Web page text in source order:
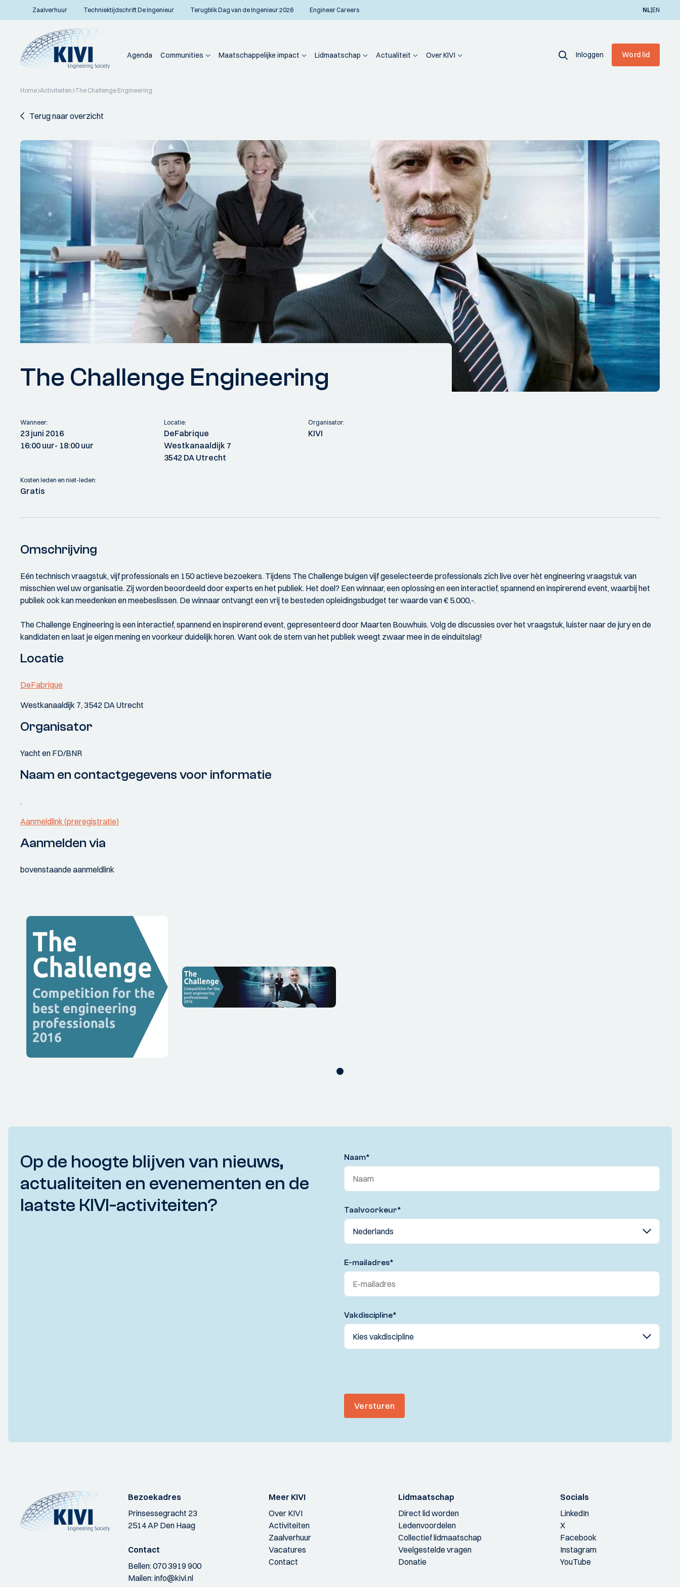
Zaalverhuur Techniektijdschrift De Ingenieur Terugblik Dag van de Ingenieur 2026 Engineer Careers NL|EN
Agenda Communities Maatschappelijke impact Lidmaatschap Actualiteit Over KIVI Inloggen Word lid
Home Activiteiten The Challenge Engineering
Terug naar overzicht
The Challenge Engineering
Wanneer:
23 juni 2016
16:00 uur- 18:00 uur
Locatie:
DeFabrique
Westkanaaldijk 7
3542 DA Utrecht
Organisator:
KIVI
Kosten leden en niet-leden:
Gratis
Omschrijving
Eén technisch vraagstuk, vijf professionals en 150 actieve bezoekers. Tijdens The Challenge buigen vijf geselecteerde professionals zich live over hèt engineering vraagstuk van
misschien wel uw organisatie. Zij worden beoordeeld door experts en het publiek. Het doel? Een winnaar, een oplossing en een interactief, spannend en inspirerend event, waarbij het
publiek ook kan meedenken en meebeslissen. De winnaar ontvangt een vrij te besteden opleidingsbudget ter waarde van € 5.000,-.
The Challenge Engineering is een interactief, spannend en inspirerend event, gepresenteerd door Maarten Bouwhuis. Volg de discussies over het vraagstuk, luister naar de jury en de
kandidaten en laat je eigen mening en voorkeur duidelijk horen. Want ook de stem van het publiek weegt zwaar mee in de einduitslag!
Locatie
DeFabrique
Westkanaaldijk 7, 3542 DA Utrecht
Organisator
Yacht en FD/BNR
Naam en contactgegevens voor informatie
.
Aanmeldlink (preregistratie)
Aanmelden via
bovenstaande aanmeldlink
Op de hoogte blijven van nieuws,
actualiteiten en evenementen en de
laatste KIVI-activiteiten?
Naam*
Taalvoorkeur*
E-mailadres*
Vakdiscipline*
Versturen
Bezoekadres
Prinsessegracht 23
2514 AP Den Haag
Contact
Bellen:070 3919 900
Mailen:info@kivi.nl
Meer KIVI
Over KIVI
Activiteiten
Zaalverhuur
Vacatures
Contact
Lidmaatschap
Direct lid worden
Ledenvoordelen
Collectief lidmaatschap
Veelgestelde vragen
Donatie
Socials
LinkedIn
X
Facebook
Instagram
YouTube